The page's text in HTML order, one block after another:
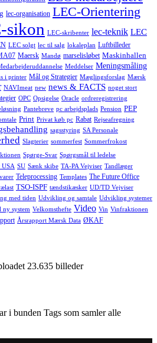
lec-organisation LEC-Orientering
sikon LEC-skribenter lec-teknik LEC
LEC solgt lec til salg lokaleplan Luftbilleder
Maersk Mandø marselisløbet Maskinhallen
Meddelser Meningsmåling
i printer Mål og Strategier Mæglingsforslag Mærsk
NAVImeat new news & FACTS noget stort
OPC Opsigelse Oracle ordreregistrering
Pantebreve pc arbejdsplads Pension PEP
Print Privat køb pc Rabat Rejseafregning
sagsstyring SA Personale
Slagterier sommerfest Sommerfrokost
Spørge-Svar Spørgsmål til ledelse
USA SU Sænk skibe TA-PA Vejviser Tandlæger
Teleprocessing Templates The Future Office
TSO-ISPF tændstikæsker UD/TD Vejviser
med tiden Udvikling og samtale Udvikling systemer
ny system Velkomsthefte Video Vin Vinfraktionen
Årsrapport Mærsk Data ØKAF
23.635 billeder
i bunden Tags som samler alle